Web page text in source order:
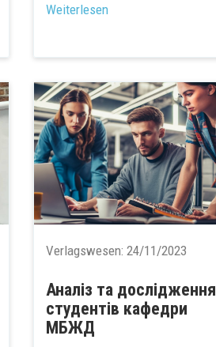
Weiterlesen
Verlagswesen:24/11/2023
Аналіз та дослідження
студентів кафедри
МБЖД